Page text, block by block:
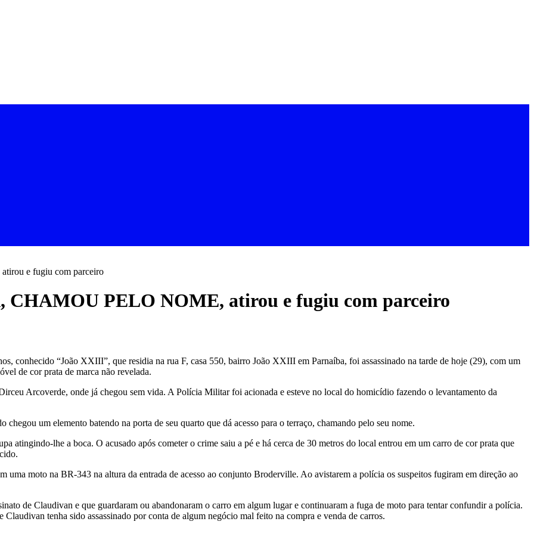
e fugiu com parceiro
CHAMOU PELO NOME, atirou e fugiu com parceiro
conhecido “João XXIII”, que residia na rua F, casa 550, bairro João XXIII em Parnaíba, foi assassinado na tarde de hoje (29), com um
de cor prata de marca não revelada.
Arcoverde, onde já chegou sem vida. A Polícia Militar foi acionada e esteve no local do homicídio fazendo o levantamento da
um elemento batendo na porta de seu quarto que dá acesso para o terraço, chamando pelo seu nome.
atingindo-lhe a boca. O acusado após cometer o crime saiu a pé e há cerca de 30 metros do local entrou em um carro de cor prata que
uma moto na BR-343 na altura da entrada de acesso ao conjunto Broderville. Ao avistarem a polícia os suspeitos fugiram em direção ao
de Claudivan e que guardaram ou abandonaram o carro em algum lugar e continuaram a fuga de moto para tentar confundir a polícia.
tenha sido assassinado por conta de algum negócio mal feito na compra e venda de carros.